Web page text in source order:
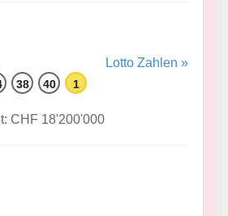
Lotto Zahlen »
38 40 1
CHF 18'200'000